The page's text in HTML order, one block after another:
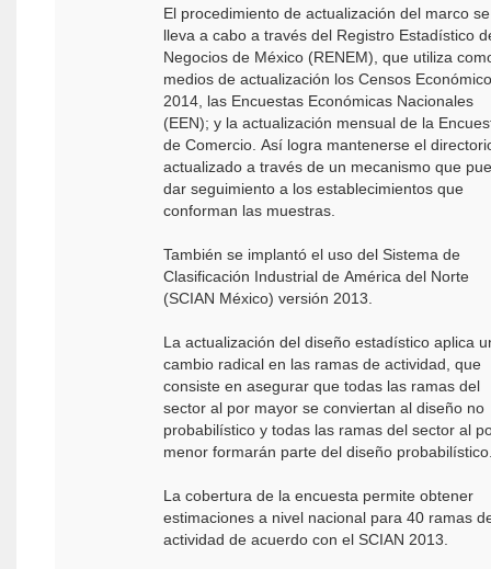
El procedimiento de actualización del marco se
lleva a cabo a través del Registro Estadístico
Negocios de México (RENEM), que utiliza
medios de actualización los Censos
2014, las Encuestas Económicas Nacionales
(EEN); y la actualización mensual de la
de Comercio. Así logra mantenerse el
actualizado a través de un mecanismo que
dar seguimiento a los establecimientos que
conforman las muestras.
También se implantó el uso del Sistema de
Clasificación Industrial de América del Norte
(SCIAN México) versión 2013.
La actualización del diseño estadístico aplica
cambio radical en las ramas de actividad, que
consiste en asegurar que todas las ramas del
sector al por mayor se conviertan al diseño no
probabilístico y todas las ramas del sector al
menor formarán parte del diseño
La cobertura de la encuesta permite obtener
estimaciones a nivel nacional para 40 ramas
actividad de acuerdo con el SCIAN 2013.